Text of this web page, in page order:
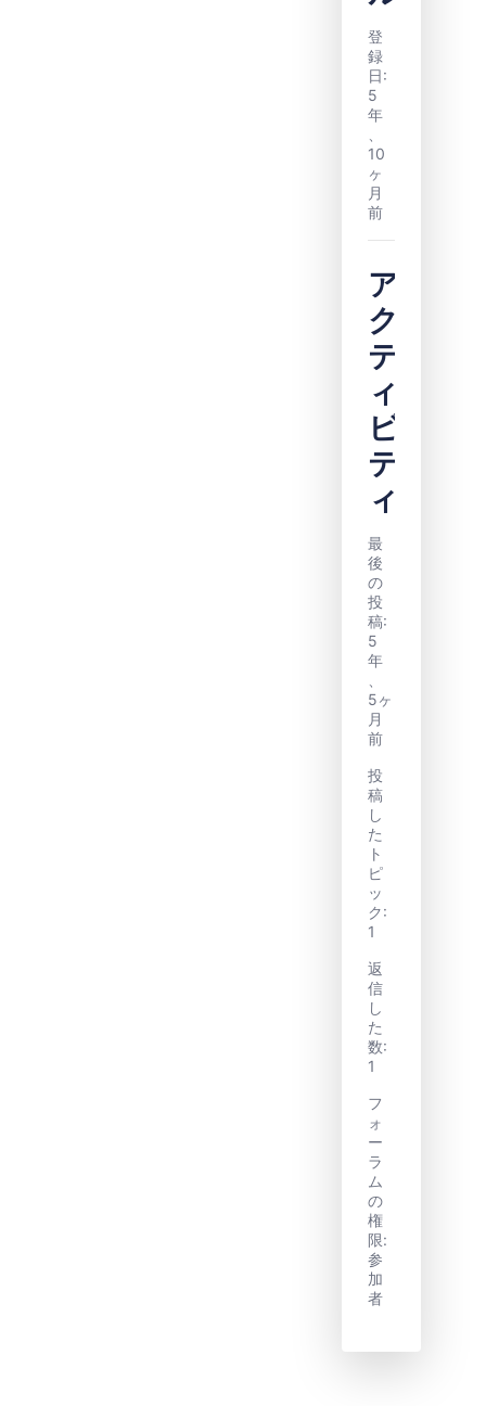
登
録
日:
5
年
10
ヶ
月
前
ア
ク
テ
ィ
ビ
テ
ィ
最
後
の
投
稿:
5
年
5ヶ
月
前
投
稿
し
た
ト
ピ
ッ
ク:
1
返
信
し
た
数:
1
フ
ォ
ー
ラ
ム
の
権
限:
参
加
者